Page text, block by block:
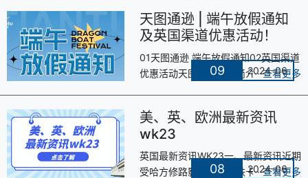
FB···
09 2024-06
天图通逊 | 端午放假通知
及英国渠道优惠活动！
01天图通逊 端午放假通知02英国渠道
优惠活动天图通逊企业简介深圳市天
08 2024-06
美、英、欧洲最新资讯
wk23
英国最新资讯WK23一、最新资讯近期
受哈方修路影响，中英铁卡换板时